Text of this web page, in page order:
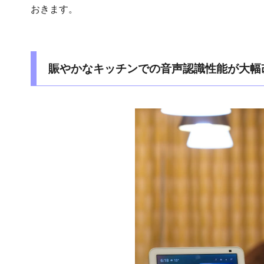
おきます。
賑やかなキッチンでの音声認識性能が大